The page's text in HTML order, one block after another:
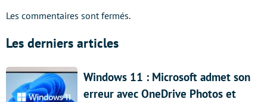
Les commentaires sont fermés.
Les derniers articles
Windows 11 : Microsoft admet son
erreur avec OneDrive Photos et